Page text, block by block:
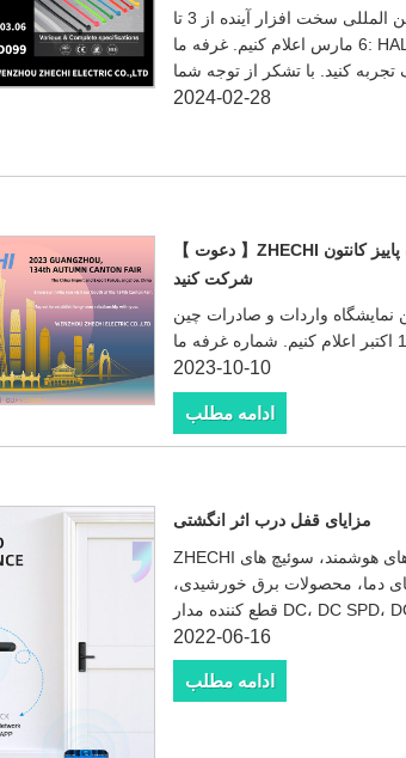
ما هیجان زده هستیم که شرکت خود را در نمایشگاه بین المللی سخت افزار آینده از 3 تا
6 مارس اعلام کنیم. غرفه ما: HALL 2.2 D099. از شما دعوت می کنیم از محصولات
2024-02-28
【 دعوت 】ZHECHI صمیمانه از شما دعوت می کند در 134 امین نمایشگاه پاییز کانتون
شرکت کنید
واردات و صادرات چین
2023-10-10
ادامه مطلب
مزایای قفل درب اثر انگشتی
ZHECHI در سال 2011 تاسیس شد، یک حرفه ای برای خانه های هوشمند، سوئیچ های
دما، محصولات برق خورشیدی،
2022-06-16
ادامه مطلب